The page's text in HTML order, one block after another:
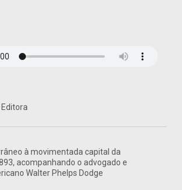
à movimentada capital da
acompanhando o advogado e
Walter Phelps Dodge